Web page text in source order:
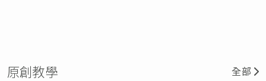
原創教學 全部